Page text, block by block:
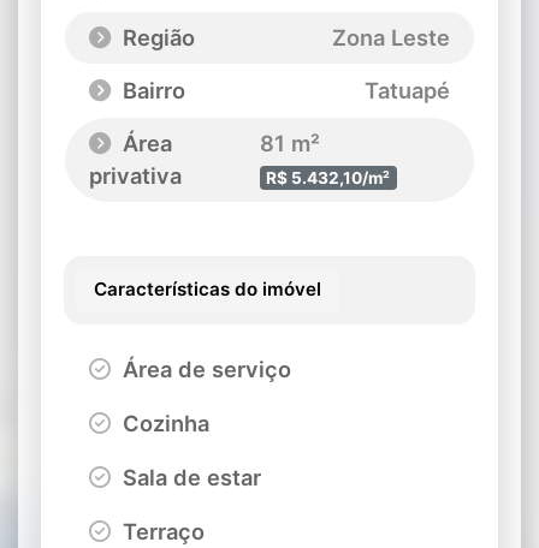
Região
Zona Leste
Bairro
Tatuapé
Área
privativa
81 m²
R$ 5.432,10/m²
Características do imóvel
Área de serviço
Cozinha
Sala de estar
Terraço